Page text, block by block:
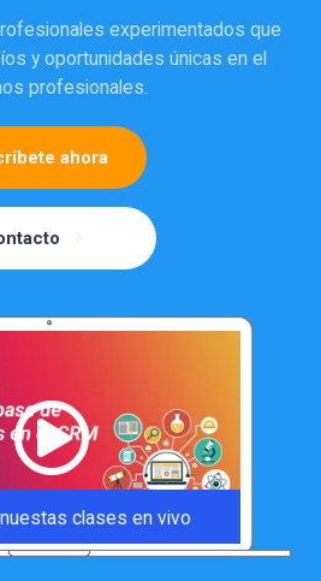
experimentados que
y oportunidades únicas en el
profesionales.
ahora
clases en vivo